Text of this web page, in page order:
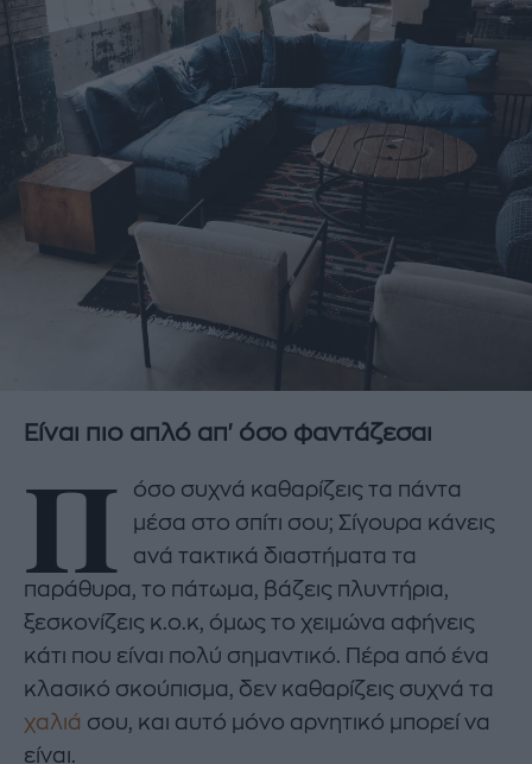
Είναι πιο απλό απ' όσο φαντάζεσαι
Π
όσο συχνά καθαρίζεις τα πάντα
μέσα στο σπίτι σου; Σίγουρα κάνεις
ανά τακτικά διαστήματα τα
παράθυρα, το πάτωμα, βάζεις πλυντήρια,
ξεσκονίζεις κ.ο.κ, όμως το χειμώνα αφήνεις
κάτι που είναι πολύ σημαντικό. Πέρα από ένα
κλασικό σκούπισμα, δεν καθαρίζεις συχνά τα
χαλιά σου, και αυτό μόνο αρνητικό μπορεί να
είναι.